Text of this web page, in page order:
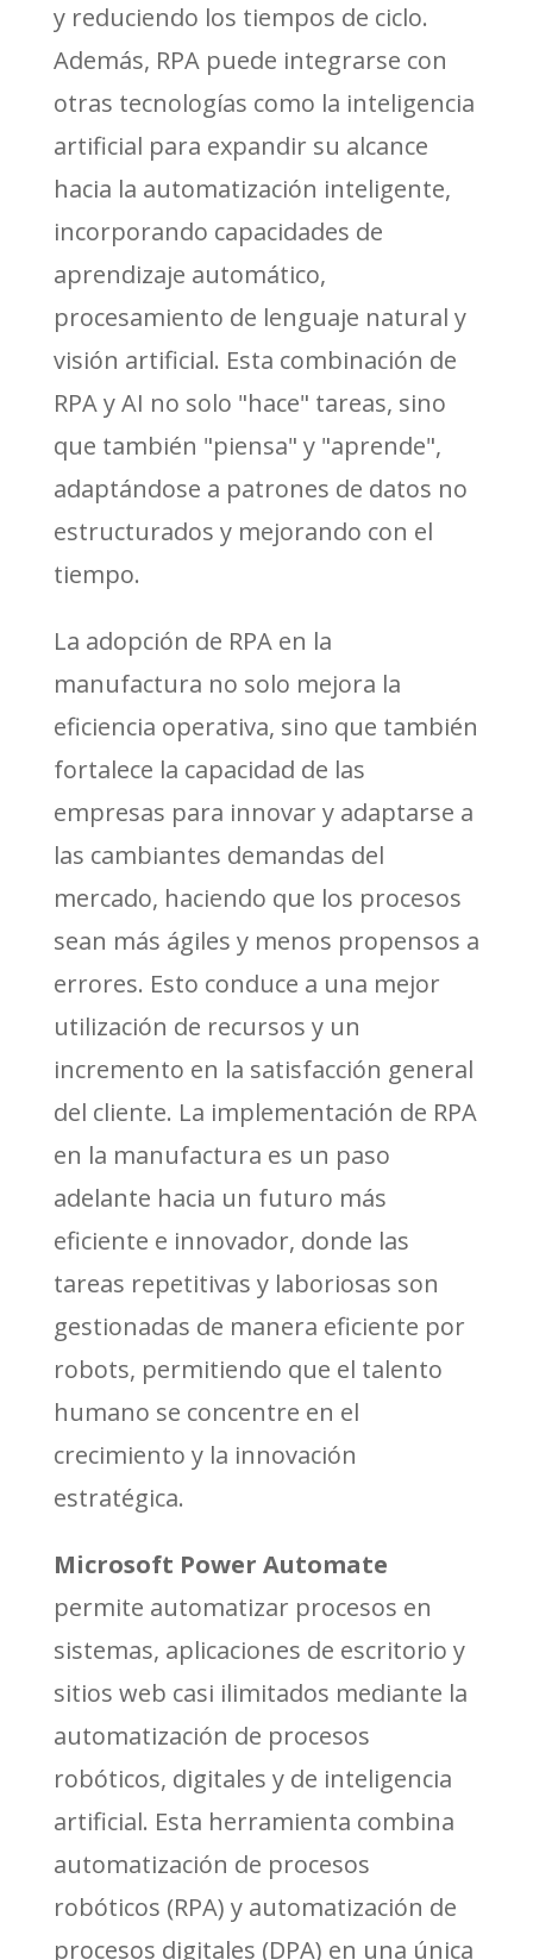
y reduciendo los tiempos de ciclo.
Además, RPA puede integrarse con
otras tecnologías como la inteligencia
artificial para expandir su alcance
hacia la automatización inteligente,
incorporando capacidades de
aprendizaje automático,
procesamiento de lenguaje natural y
visión artificial. Esta combinación de
RPA y AI no solo "hace" tareas, sino
que también "piensa" y "aprende",
adaptándose a patrones de datos no
estructurados y mejorando con el
tiempo.
La adopción de RPA en la
manufactura no solo mejora la
eficiencia operativa, sino que también
fortalece la capacidad de las
empresas para innovar y adaptarse a
las cambiantes demandas del
mercado, haciendo que los procesos
sean más ágiles y menos propensos a
errores. Esto conduce a una mejor
utilización de recursos y un
incremento en la satisfacción general
del cliente. La implementación de RPA
en la manufactura es un paso
adelante hacia un futuro más
eficiente e innovador, donde las
tareas repetitivas y laboriosas son
gestionadas de manera eficiente por
robots, permitiendo que el talento
humano se concentre en el
crecimiento y la innovación
estratégica.
Microsoft Power Automate
permite automatizar procesos en
sistemas, aplicaciones de escritorio y
sitios web casi ilimitados mediante la
automatización de procesos
robóticos, digitales y de inteligencia
artificial. Esta herramienta combina
automatización de procesos
robóticos (RPA) y automatización de
procesos digitales (DPA) en una única